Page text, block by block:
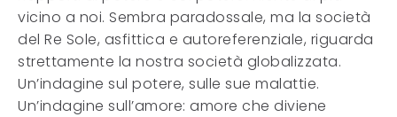
vicino a noi. Sembra paradossale, ma la società
del Re Sole, asfittica e autoreferenziale, riguarda
strettamente la nostra società globalizzata.
Un’indagine sul potere, sulle sue malattie.
Un’indagine sull’amore: amore che diviene